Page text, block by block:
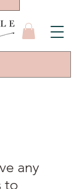
any
to